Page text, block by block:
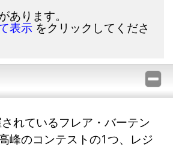
あります。
表示 をクリックしてくださ
れているフレア・バーテン
峰のコンテストの1つ、レジ